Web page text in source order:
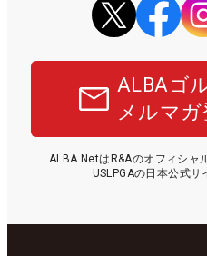
ALBAゴ
メルマ
ALBA NetはR&Aのオフィシャ
USLPGAの日本公式サ